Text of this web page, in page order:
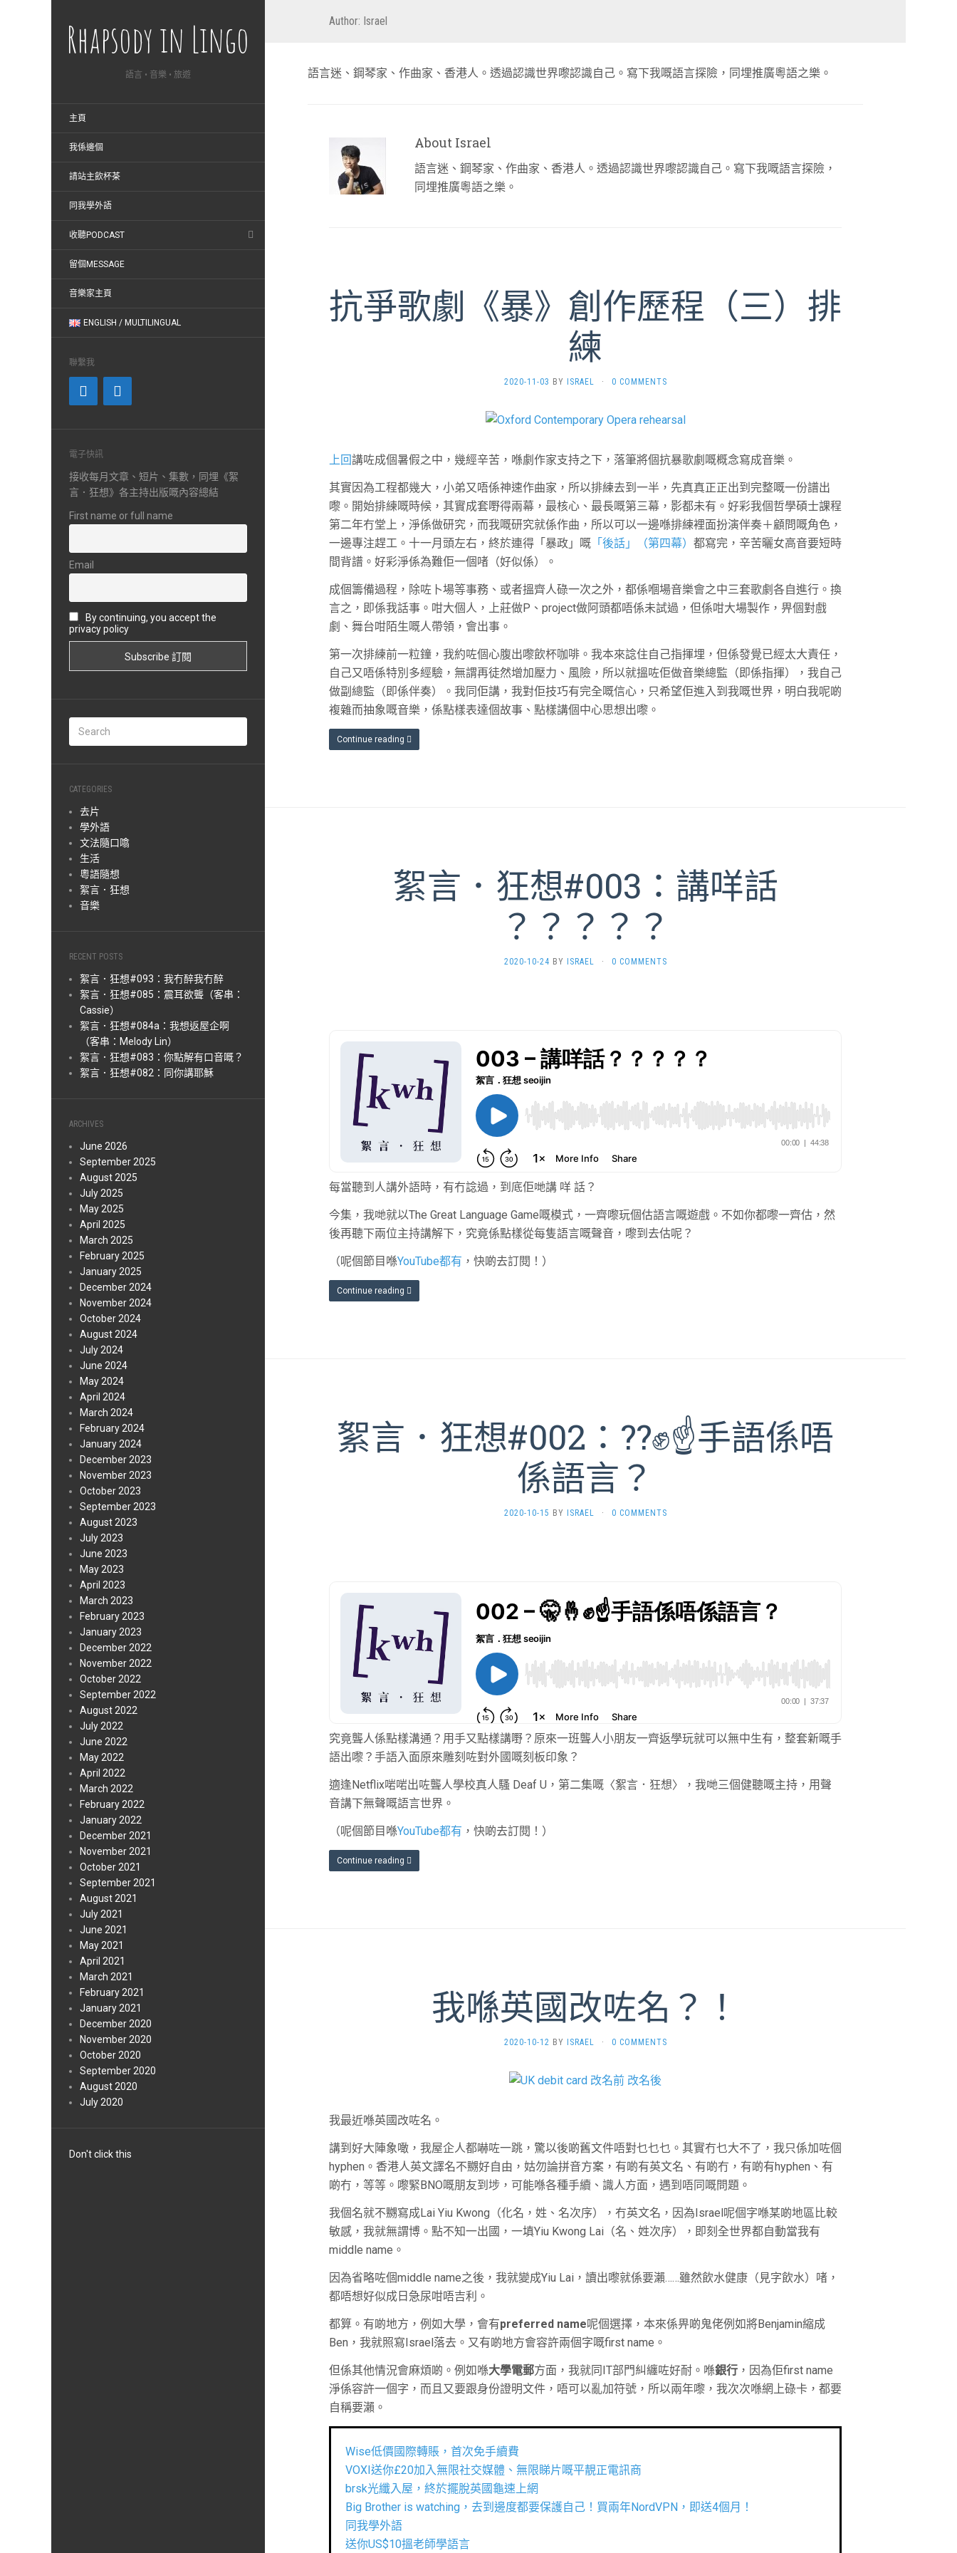
Rhapsody in Lingo
語言 • 音樂 • 旅遊
主頁
我係邊個
請站主飲杯茶
同我學外語
收聽PODCAST
留個MESSAGE
音樂家主頁
ENGLISH / MULTILINGUAL
聯繫我
電子快訊
接收每月文章、短片、集數，同埋《絮
言．狂想》各主持出版嘅內容總結
First name or full name
Email
By continuing, you accept the
privacy policy
CATEGORIES
去片
學外語
文法隨口噏
生活
粵語隨想
絮言．狂想
音樂
RECENT POSTS
絮言．狂想#093：我冇醉我冇醉
絮言．狂想#085：震耳欲聾（客串：
Cassie）
絮言．狂想#084a：我想返屋企啊
（客串：Melody Lin）
絮言．狂想#083：你點解有口音嘅？
絮言．狂想#082：同你講耶穌
ARCHIVES
June 2026
September 2025
August 2025
July 2025
May 2025
April 2025
March 2025
February 2025
January 2025
December 2024
November 2024
October 2024
August 2024
July 2024
June 2024
May 2024
April 2024
March 2024
February 2024
January 2024
December 2023
November 2023
October 2023
September 2023
August 2023
July 2023
June 2023
May 2023
April 2023
March 2023
February 2023
January 2023
December 2022
November 2022
October 2022
September 2022
August 2022
July 2022
June 2022
May 2022
April 2022
March 2022
February 2022
January 2022
December 2021
November 2021
October 2021
September 2021
August 2021
July 2021
June 2021
May 2021
April 2021
March 2021
February 2021
January 2021
December 2020
November 2020
October 2020
September 2020
August 2020
July 2020
Don't click this
Author: Israel
語言迷、鋼琴家、作曲家、香港人。透過認識世界嚟認識自己。寫下我嘅語言探險，同埋推廣粵語之樂。
About Israel
語言迷、鋼琴家、作曲家、香港人。透過認識世界嚟認識自己。寫下我嘅語言探險，
同埋推廣粵語之樂。
抗爭歌劇《暴》創作歷程（三）排
練
2020-11-03 BY ISRAEL · 0 COMMENTS
上回講咗成個暑假之中，幾經辛苦，喺劇作家支持之下，落筆將個抗暴歌劇嘅概念寫成音樂。
其實因為工程都幾大，小弟又唔係神速作曲家，所以排練去到一半，先真真正正出到完整嘅一份譜出
嚟。開始排練嘅時候，其實成套嘢得兩幕，最核心、最長嘅第三幕，影都未有。好彩我個哲學碩士課程
第二年冇堂上，淨係做研究，而我嘅研究就係作曲，所以可以一邊喺排練裡面扮演伴奏＋顧問嘅角色，
一邊專注趕工。十一月頭左右，終於連得「暴政」嘅 「後話」（第四幕） 都寫完，辛苦曬女高音要短時
間背譜。好彩淨係為難佢一個啫（好似係）。
成個籌備過程，除咗卜場等事務、或者搵齊人碌一次之外，都係嗰場音樂會之中三套歌劇各自進行。換
言之，即係我話事。咁大個人，上莊做P、project做阿頭都唔係未試過，但係咁大場製作，畀個對戲
劇、舞台咁陌生嘅人帶領，會出事。
第一次排練前一粒鐘，我約咗個心腹出嚟飲杯咖啡。我本來諗住自己指揮埋，但係發覺已經太大責任，
自己又唔係特別多經驗，無謂再徒然增加壓力、風險，所以就搵咗佢做音樂總監（即係指揮），我自己
做副總監（即係伴奏）。我同佢講，我對佢技巧有完全嘅信心，只希望佢進入到我嘅世界，明白我呢啲
複雜而抽象嘅音樂，係點樣表達個故事、點樣講個中心思想出嚟。
Continue reading
絮言．狂想#003：講咩話
？？？？？
2020-10-24 BY ISRAEL · 0 COMMENTS
每當聽到人講外語時，有冇諗過，到底佢哋講 咩 話？
今集，我哋就以The Great Language Game嘅模式，一齊嚟玩個估語言嘅遊戲。不如你都嚟一齊估，然
後再聽下兩位主持講解下，究竟係點樣從每隻語言嘅聲音，嚟到去估呢？
（呢個節目喺YouTube都有 ，快啲去訂閱！）
Continue reading
絮言．狂想#002：??✊☝️手語係唔
係語言？
2020-10-15 BY ISRAEL · 0 COMMENTS
究竟聾人係點樣溝通？用手又點樣講嘢？原來一班聾人小朋友一齊返學玩就可以無中生有，整套新嘅手
語出嚟？手語入面原來雕刻咗對外國嘅刻板印象？
適逢Netflix啱啱出咗聾人學校真人騷 Deaf U，第二集嘅〈絮言．狂想〉，我哋三個健聽嘅主持，用聲
音講下無聲嘅語言世界。
（呢個節目喺YouTube都有 ，快啲去訂閱！）
Continue reading
我喺英國改咗名？！
2020-10-12 BY ISRAEL · 0 COMMENTS
我最近喺英國改咗名。
講到好大陣象噉，我屋企人都嚇咗一跳，驚以後啲舊文件唔對乜乜乜。其實冇乜大不了，我只係加咗個
hyphen。香港人英文譯名不嬲好自由，姑勿論拼音方案，有啲有英文名、有啲冇，有啲有hyphen、有
啲冇，等等。嚟緊BNO嘅朋友到埗，可能喺各種手續、識人方面，遇到唔同嘅問題。
我個名就不嬲寫成Lai Yiu Kwong（化名，姓、名次序），冇英文名，因為Israel呢個字喺某啲地區比較
敏感，我就無謂博。點不知一出國，一填Yiu Kwong Lai（名、姓次序），即刻全世界都自動當我有
middle name。
因為省略咗個middle name之後，我就變成Yiu Lai，讀出嚟就係要瀨……雖然飲水健康（見字飲水）啫，
都唔想好似成日急尿咁唔吉利。
都算。有啲地方，例如大學，會有preferred name呢個選擇，本來係畀啲鬼佬例如將Benjamin縮成
Ben，我就照寫Israel落去。又有啲地方會容許兩個字嘅first name。
但係其他情況會麻煩啲。例如喺大學電郵方面，我就同IT部門糾纏咗好耐。喺銀行 ，因為佢first name
淨係容許一個字，而且又要跟身份證明文件，唔可以亂加符號，所以兩年嚟，我次次喺網上碌卡，都要
自稱要瀨。
Wise低價國際轉賬，首次免手續費
VOXI送你£20加入無限社交媒體、無限睇片嘅平靚正電訊商
brsk光纖入屋，終於擺脫英國龜速上網
Big Brother is watching，去到邊度都要保護自己！買兩年NordVPN，即送4個月！
同我學外語
送你US$10搵老師學語言